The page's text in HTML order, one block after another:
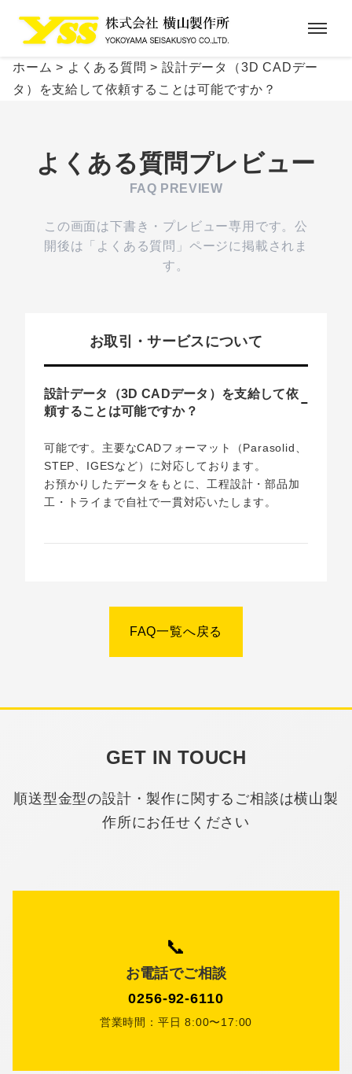
ホーム > よくある質問 >設計データ（3D CADデー
タ）を支給して依頼することは可能ですか？
よくある質問プレビュー
FAQ PREVIEW
この画面は下書き・プレビュー専用です。公
開後は「よくある質問」ページに掲載されま
す。
お取引・サービスについて
設計データ（3D CADデータ）を支給して依
頼することは可能ですか？
可能です。主要なCADフォーマット（Parasolid、
STEP、IGESなど）に対応しております。
お預かりしたデータをもとに、工程設計・部品加
工・トライまで自社で一貫対応いたします。
FAQ一覧へ戻る
GET IN TOUCH
順送型金型の設計・製作に関するご相談は横山製
作所にお任せください
📞
お電話でご相談
0256-92-6110
営業時間：平日 8:00〜17:00